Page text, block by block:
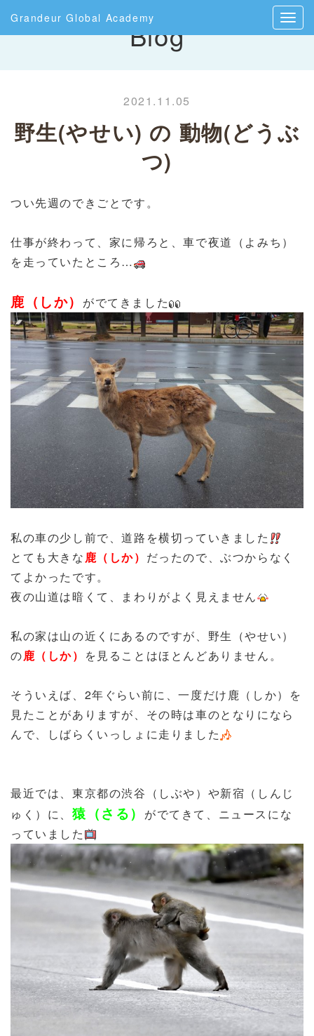
Grandeur Global AcademyBlog
2021.11.05
野生(やせい) の 動物(どうぶ
つ)
つい先週のできごとです。
仕事が終わって、家に帰ろと、車で夜道（よみち）
を走っていたところ…
鹿（しか） がでてきました
私の車の少し前で、道路を横切っていきました
とても大きな鹿（しか） だったので、ぶつからなく
てよかったです。
夜の山道は暗くて、まわりがよく見えません
私の家は山の近くにあるのですが、野生（やせい）
の鹿（しか） を見ることはほとんどありません。
そういえば、2年ぐらい前に、一度だけ鹿（しか）を
見たことがありますが、その時は車のとなりになら
んで、しばらくいっしょに走りました
最近では、東京都の渋谷（しぶや）や新宿（しんじ
ゅく）に、 猿（さる）
がでてきて、ニュースにな
っていました